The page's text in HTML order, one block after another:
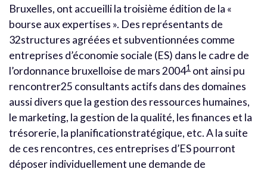
Bruxelles, ont accueilli la troisième édition de la «
bourse aux expertises ». Des représentants de
32structures agréées et subventionnées comme
entreprises d’économie sociale (ES) dans le cadre de
l’ordonnance bruxelloise de mars 20041 ont ainsi pu
rencontrer25 consultants actifs dans des domaines
aussi divers que la gestion des ressources humaines,
le marketing, la gestion de la qualité, les finances et la
trésorerie, la planificationstratégique, etc. A la suite
de ces rencontres, ces entreprises d’ES pourront
déposer individuellement une demande de